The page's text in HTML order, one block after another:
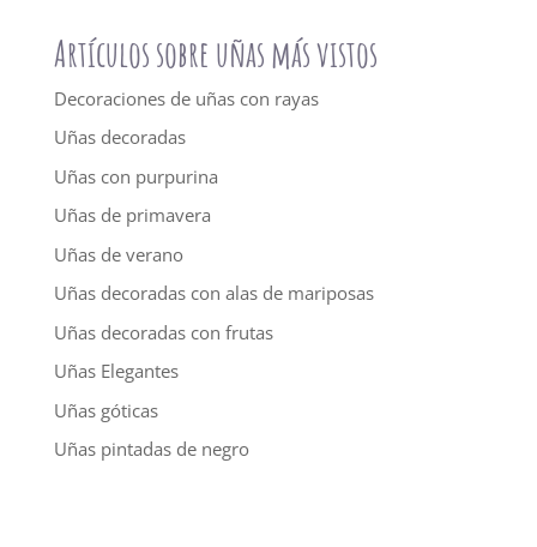
Artículos sobre uñas más vistos
Decoraciones de uñas con rayas
Uñas decoradas
Uñas con purpurina
Uñas de primavera
Uñas de verano
Uñas decoradas con alas de mariposas
Uñas decoradas con frutas
Uñas Elegantes
Uñas góticas
Uñas pintadas de negro